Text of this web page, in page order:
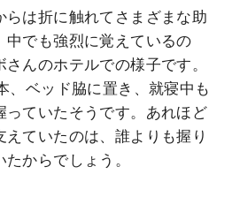
らは折に触れてさまざまな助
中でも強烈に覚えているの
んのホテルでの様子です。
、ベッド脇に置き、就寝中も
っていたそうです。あれほど
ていたのは、誰よりも握り
からでしょう。